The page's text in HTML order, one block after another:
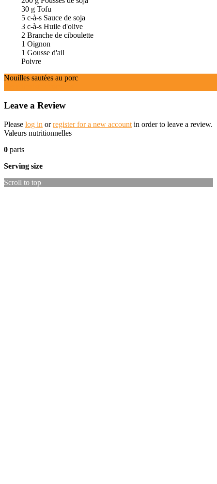
30 g Tofu
5 c-à-s Sauce de soja
3 c-à-s Huile d'olive
2 Branche de ciboulette
1 Oignon
1 Gousse d'ail
Poivre
Nouilles sautées au porc
Leave a Review
Please log in orregister for a new account in order to leave a review.
Valeurs nutritionnelles
0 parts
Serving size
Scroll to top